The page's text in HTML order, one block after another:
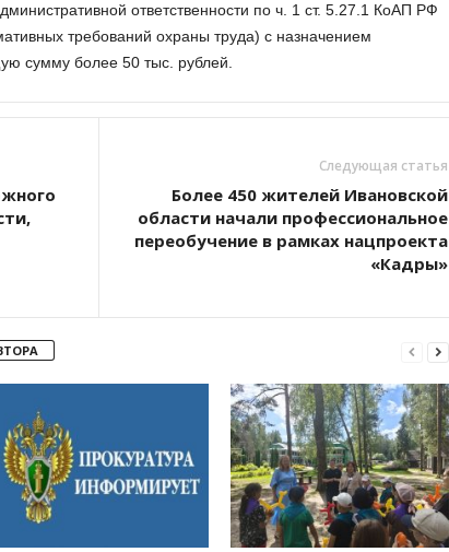
ответственности по ч. 1 ст. 5.27.1 КоАП РФ
требований охраны труда) с назначением
сумму более 50 тыс. рублей.
Следующая статья
Более 450 жителей Ивановской
области начали профессиональное
переобучение в рамках нацпроекта
«Кадры»